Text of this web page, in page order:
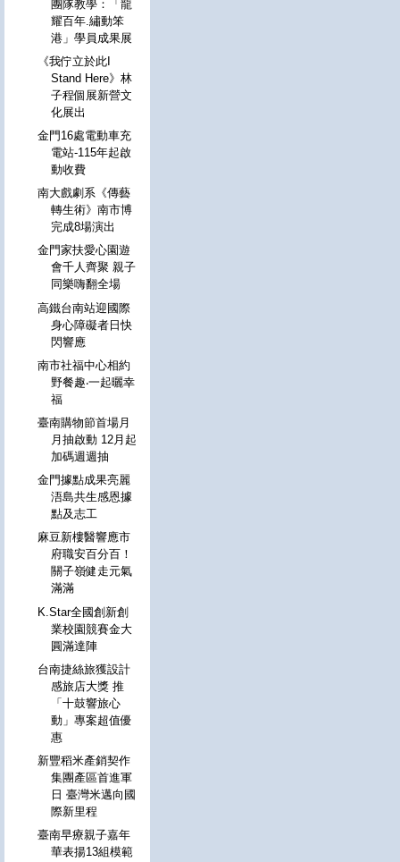
團隊教學：「龍
耀百年.繡動笨
港」學員成果展
《我佇立於此I
Stand Here》林
子程個展新營文
化展出
金門16處電動車充
電站-115年起啟
動收費
南大戲劇系《傳藝
轉生術》南市博
完成8場演出
金門家扶愛心園遊
會千人齊聚 親子
同樂嗨翻全場
高鐵台南站迎國際
身心障礙者日快
閃響應
南市社福中心相約
野餐趣‧一起曬幸
福
臺南購物節首場月
月抽啟動 12月起
加碼週週抽
金門據點成果亮麗
浯島共生感恩據
點及志工
麻豆新樓醫響應市
府職安百分百！
關子嶺健走元氣
滿滿
K.Star全國創新創
業校園競賽金大
圓滿達陣
台南捷絲旅獲設計
感旅店大獎 推
「十鼓響旅心
動」專案超值優
惠
新豐稻米產銷契作
集團產區首進軍
日 臺灣米邁向國
際新里程
臺南早療親子嘉年
華表揚13組模範